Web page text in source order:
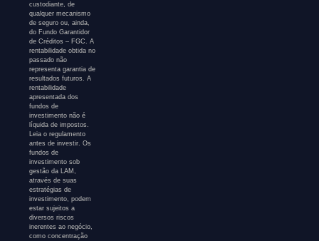
custodiante, de
qualquer mecanismo
de seguro ou, ainda,
do Fundo Garantidor
de Créditos – FGC. A
rentabilidade obtida no
passado não
representa garantia de
resultados futuros. A
rentabilidade
apresentada dos
fundos de
investimento não é
líquida de impostos.
Leia o regulamento
antes de investir. Os
fundos de
investimento sob
gestão da LAM,
através de suas
estratégias de
investimento, podem
estar sujeitos a
diversos riscos
inerentes ao negócio,
como concentração